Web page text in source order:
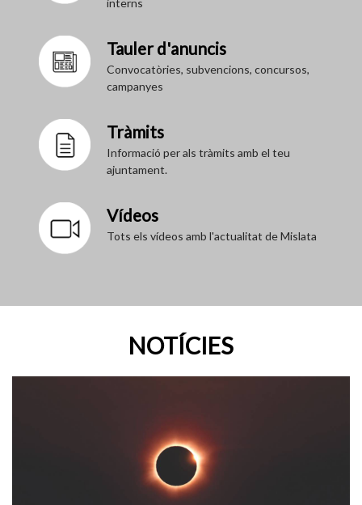
Tauler d'anuncis
Convocatòries, subvencions, concursos,
campanyes
Tràmits
Informació per als tràmits amb el teu
ajuntament.
Vídeos
Tots els vídeos amb l'actualitat de Mislata
NOTÍCIES